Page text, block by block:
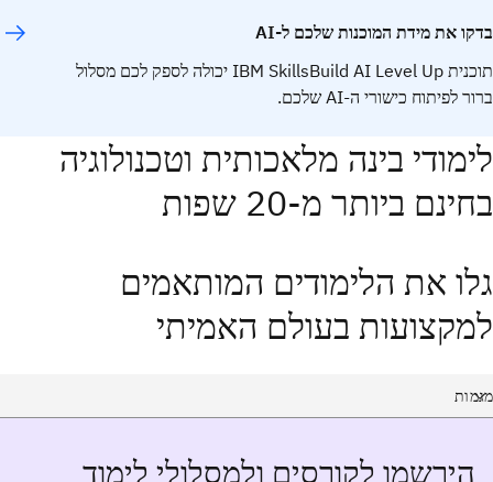
בדקו את מידת המוכנות שלכם ל-AI
תוכנית IBM SkillsBuild AI Level Up יכולה לספק לכם מסלול
ברור לפיתוח כישורי ה-AI שלכם.
ענו על השאלון
לימודי בינה מלאכותית וטכנולוגיה
בחינם ביותר מ-20 שפות
גלו את הלימודים המותאמים
למקצועות בעולם האמיתי
מגמות
הירשמו לקורסים ולמסלולי לימוד